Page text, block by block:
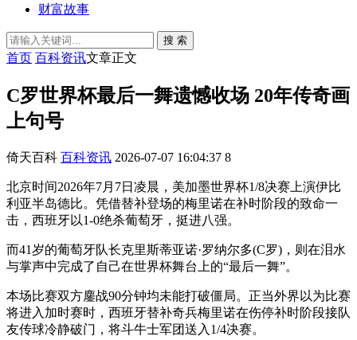
财富故事
搜 索
首页 百科资讯文章正文
C罗世界杯最后一舞遗憾收场 20年传奇画
上句号
倚天百科 百科资讯 2026-07-07 16:04:37 8
北京时间2026年7月7日凌晨，美加墨世界杯1/8决赛上演伊比
利亚半岛德比。凭借替补登场的梅里诺在补时阶段的致命一
击，西班牙以1-0绝杀葡萄牙，挺进八强。
而41岁的葡萄牙队长克里斯蒂亚诺·罗纳尔多(C罗)，则在泪水
与掌声中完成了自己在世界杯舞台上的“最后一舞”。
本场比赛双方鏖战90分钟均未能打破僵局。正当外界以为比赛
将进入加时赛时，西班牙替补奇兵梅里诺在伤停补时阶段接队
友传球冷静破门，将斗牛士军团送入1/4决赛。